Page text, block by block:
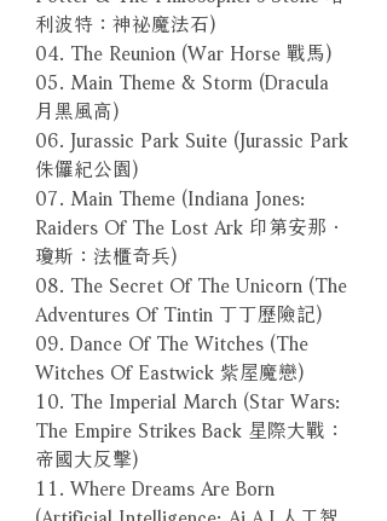
利波特：神祕魔法石)
04. The Reunion (War Horse 戰馬)
05. Main Theme & Storm (Dracula
月黑風高)
06. Jurassic Park Suite (Jurassic Park
侏儸紀公園)
07. Main Theme (Indiana Jones:
Raiders Of The Lost Ark 印第安那．
瓊斯：法櫃奇兵)
08. The Secret Of The Unicorn (The
Adventures Of Tintin 丁丁歷險記)
09. Dance Of The Witches (The
Witches Of Eastwick 紫屋魔戀)
10. The Imperial March (Star Wars:
The Empire Strikes Back 星際大戰：
帝國大反擊)
11. Where Dreams Are Born
(Artificial Intelligence: Ai A.I.人工智